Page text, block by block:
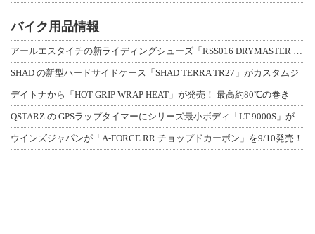
バイク用品情報
SHAD の新型ハードサイドケース「SHAD TERRA TR27」がカスタムジ
デイトナから「HOT GRIP WRAP HEAT」が発売！ 最高約80℃の巻き
QSTARZ の GPSラップタイマーにシリーズ最小ボディ「LT-9000S」が
ウインズジャパンが「A-FORCE RR チョップドカーボン」を9/10発売！